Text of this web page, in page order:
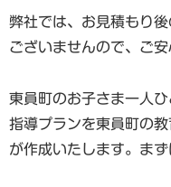
弊社では、お見積もり
ございませんので、ご安
東員町のお子さま一人
指導プランを東員町の
が作成いたします。ま